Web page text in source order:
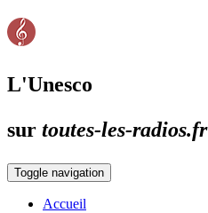
L'Unesco
sur toutes-les-radios.fr
Toggle navigation
Accueil